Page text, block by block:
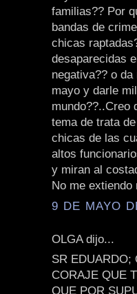
familias?? Por
bandas de
chicas
desaparecidas
negativa?? o
mayo y darle
mundo??..Creo
tema de trata
chicas de las
altos
y miran al
No me
9 DE MAYO
OLGA dijo...
SR EDUARDO;
CORAJE QUE
QUE POR